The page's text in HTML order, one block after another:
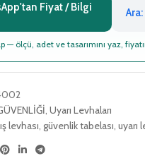
Fiyat / Bilgi
— ölçü, adet ve tasarımını yaz,
, Uyarı Levhaları
levhası, güvenlik tabelası, uyarı